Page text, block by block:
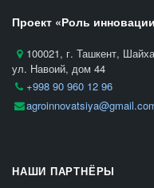
Проект «Роль
100021, г. Ташкент,
ул. Навоий, дом 44
+998 90 960 12 96
НАШИ ПАРТНЁРЫ